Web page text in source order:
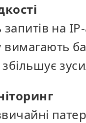
на
вимагають